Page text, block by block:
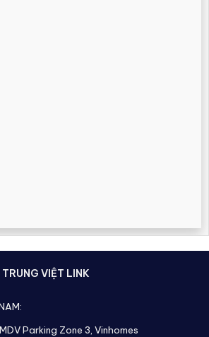
VIỆT LINK
Parking Zone 3, Vinhomes